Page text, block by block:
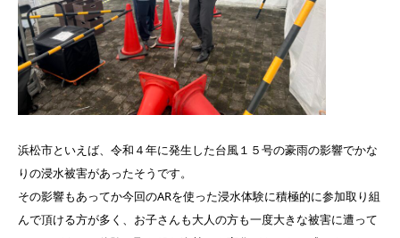
浜松市といえば、令和４年に発生した台風１５号の豪雨の影響でかな
りの浸水被害があったそうです。
その影響もあってか今回のARを使った浸水体験に積極的に参加取り組
んで頂ける方が多く、お子さんも大人の方も一度大きな被害に遭って